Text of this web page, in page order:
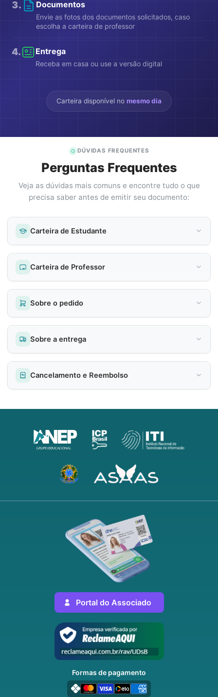
3. Documentos
Envie as fotos dos documentos solicitados, caso
escolha a carteira de professor
4. Entrega
Receba em casa ou use a versão digital
Carteira disponível no mesmo dia
DÚVIDAS FREQUENTES
Perguntas Frequentes
Veja as dúvidas mais comuns e encontre tudo o que
precisa saber antes de emitir seu documento:
Carteira de Estudante
Carteira de Professor
Sobre o pedido
Sobre a entrega
Cancelamento e Reembolso
Portal do Associado
Formas de pagamento